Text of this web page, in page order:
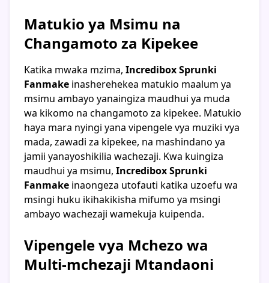
Matukio ya Msimu na
Changamoto za Kipekee
Katika mwaka mzima, Incredibox Sprunki
Fanmake inasherehekea matukio maalum ya
msimu ambayo yanaingiza maudhui ya muda
wa kikomo na changamoto za kipekee. Matukio
haya mara nyingi yana vipengele vya muziki vya
mada, zawadi za kipekee, na mashindano ya
jamii yanayoshikilia wachezaji. Kwa kuingiza
maudhui ya msimu, Incredibox Sprunki
Fanmake inaongeza utofauti katika uzoefu wa
msingi huku ikihakikisha mifumo ya msingi
ambayo wachezaji wamekuja kuipenda.
Vipengele vya Mchezo wa
Multi-mchezaji Mtandaoni